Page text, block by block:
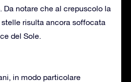
. Da notare che al crepuscolo la
risulta ancora soffocata
del Sole.
in modo particolare